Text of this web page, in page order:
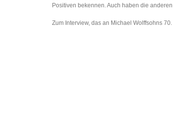
Positiven bekennen. Auch haben die
Zum Interview, das an Michael Wolffsohns